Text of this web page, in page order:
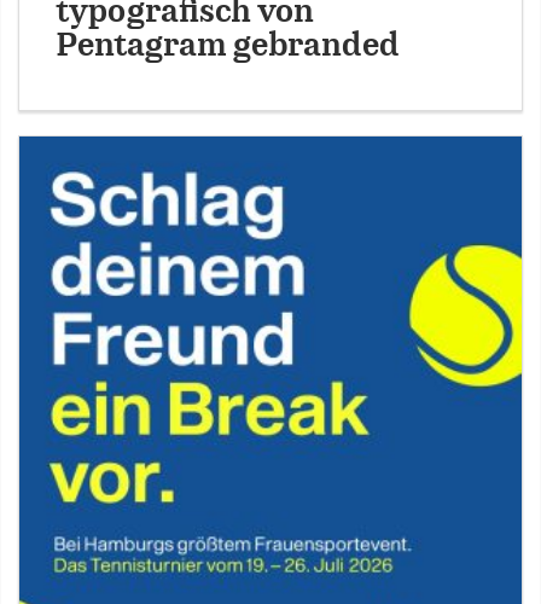
typografisch von
Pentagram gebranded